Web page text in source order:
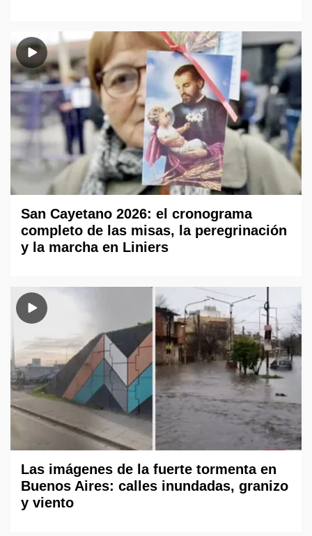
San Cayetano 2026: el cronograma
completo de las misas, la peregrinación
y la marcha en Liniers
Las imágenes de la fuerte tormenta en
Buenos Aires: calles inundadas, granizo
y viento